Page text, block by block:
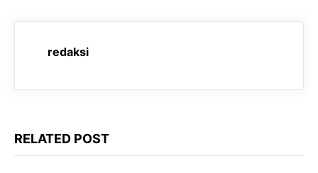
o A
p
r
a
n
r
redaksi
RELATED POST